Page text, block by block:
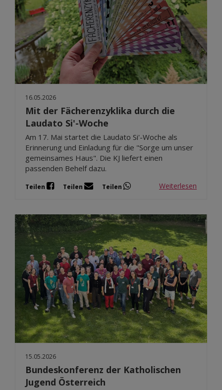
16.05.2026
Mit der Fächerenzyklika durch die
Laudato Si'-Woche
Am 17. Mai startet die Laudato Si'-Woche als
Erinnerung und Einladung für die "Sorge um unser
gemeinsames Haus". Die KJ liefert einen
passenden Behelf dazu.
Teilen Teilen Teilen Weiterlesen
15.05.2026
Bundeskonferenz der Katholischen
Jugend Österreich